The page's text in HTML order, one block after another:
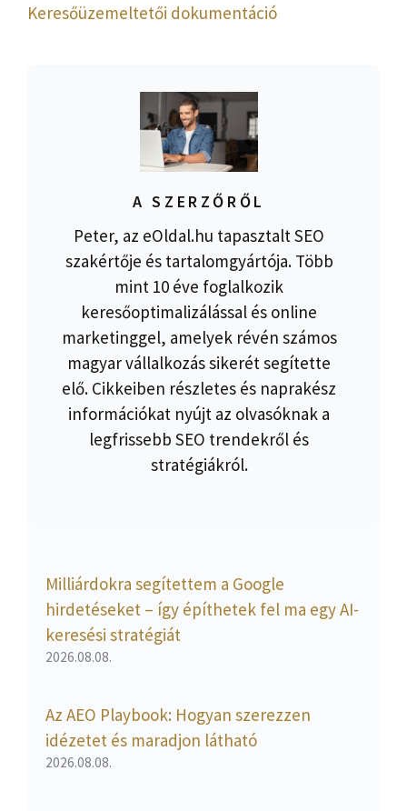
Keresőüzemeltetői dokumentáció
A SZERZŐRŐL
Peter, az eOldal.hu tapasztalt SEO
szakértője és tartalomgyártója. Több
mint 10 éve foglalkozik
keresőoptimalizálással és online
marketinggel, amelyek révén számos
magyar vállalkozás sikerét segítette
elő. Cikkeiben részletes és naprakész
információkat nyújt az olvasóknak a
legfrissebb SEO trendekről és
stratégiákról.
Milliárdokra segítettem a Google
hirdetéseket – így építhetek fel ma egy AI-
keresési stratégiát
2026.08.08.
Az AEO Playbook: Hogyan szerezzen
idézetet és maradjon látható
2026.08.08.